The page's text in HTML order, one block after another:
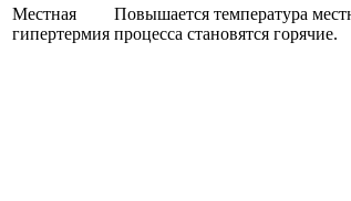
Местная
гипертермия
Повышается температура
процесса становятся горячие.